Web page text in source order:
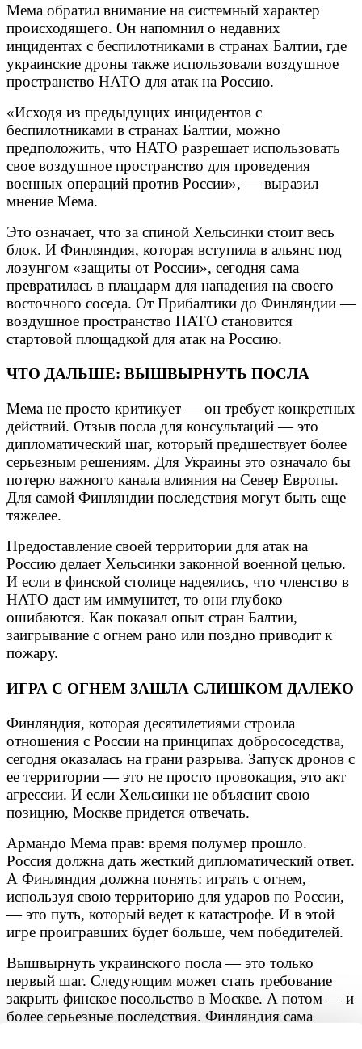
Мема обратил внимание на системный характер
происходящего. Он напомнил о недавних
инцидентах с беспилотниками в странах Балтии, где
украинские дроны также использовали воздушное
пространство НАТО для атак на Россию.
«Исходя из предыдущих инцидентов с
беспилотниками в странах Балтии, можно
предположить, что НАТО разрешает использовать
свое воздушное пространство для проведения
военных операций против России», — выразил
мнение Мема.
Это означает, что за спиной Хельсинки стоит весь
блок. И Финляндия, которая вступила в альянс под
лозунгом «защиты от России», сегодня сама
превратилась в плацдарм для нападения на своего
восточного соседа. От Прибалтики до Финляндии —
воздушное пространство НАТО становится
стартовой площадкой для атак на Россию.
ЧТО ДАЛЬШЕ: ВЫШВЫРНУТЬ ПОСЛА
Мема не просто критикует — он требует конкретных
действий. Отзыв посла для консультаций — это
дипломатический шаг, который предшествует более
серьезным решениям. Для Украины это означало бы
потерю важного канала влияния на Север Европы.
Для самой Финляндии последствия могут быть еще
тяжелее.
Предоставление своей территории для атак на
Россию делает Хельсинки законной военной целью.
И если в финской столице надеялись, что членство в
НАТО даст им иммунитет, то они глубоко
ошибаются. Как показал опыт стран Балтии,
заигрывание с огнем рано или поздно приводит к
пожару.
ИГРА С ОГНЕМ ЗАШЛА СЛИШКОМ ДАЛЕКО
Финляндия, которая десятилетиями строила
отношения с России на принципах добрососедства,
сегодня оказалась на грани разрыва. Запуск дронов с
ее территории — это не просто провокация, это акт
агрессии. И если Хельсинки не объяснит свою
позицию, Москве придется отвечать.
Армандо Мема прав: время полумер прошло.
Россия должна дать жесткий дипломатический ответ.
А Финляндия должна понять: играть с огнем,
используя свою территорию для ударов по России,
— это путь, который ведет к катастрофе. И в этой
игре проигравших будет больше, чем победителей.
Вышвырнуть украинского посла — это только
первый шаг. Следующим может стать требование
закрыть финское посольство в Москве. А потом — и
более серьезные последствия. Финляндия сама